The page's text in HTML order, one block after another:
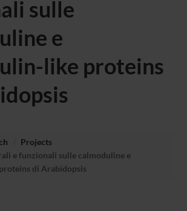
sulle
e
like proteins
Projects
e funzionali sulle calmoduline e
di Arabidopsis